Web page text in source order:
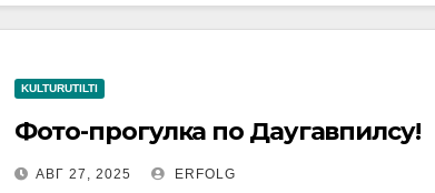
KULTURUTILTI
Фото-прогулка по Даугавпилсу!
АВГ 27, 2025 ERFOLG